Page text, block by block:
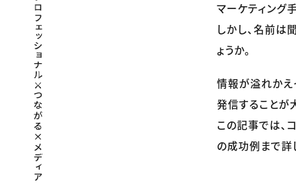
マーケティング
しかし、名前は
ょうか。
情報が溢れかえ
発信することが
この記事では、
の成功例まで詳